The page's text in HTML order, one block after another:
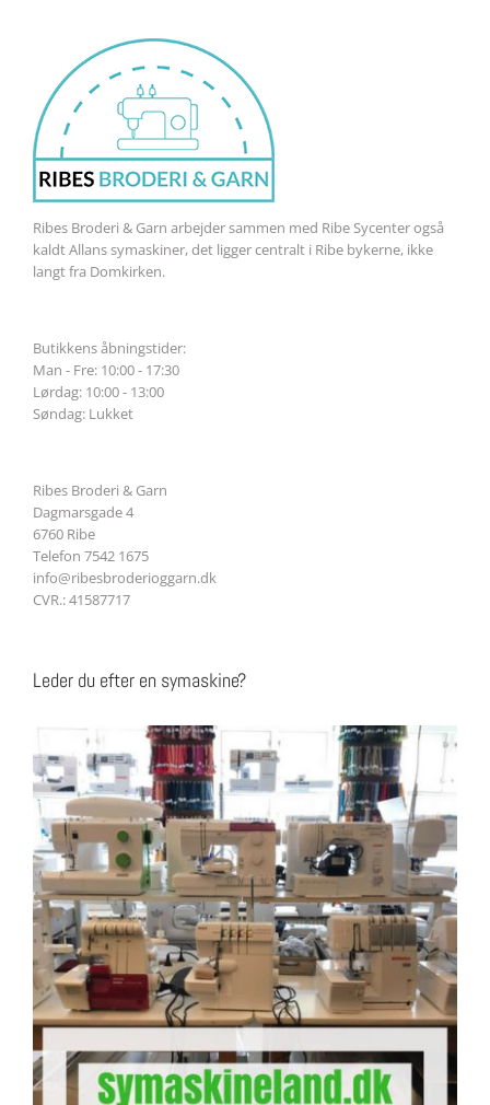
Ribes Broderi & Garn arbejder sammen med Ribe Sycenter også
kaldt Allans symaskiner, det ligger centralt i Ribe bykerne, ikke
langt fra Domkirken.
Butikkens åbningstider:
Man - Fre: 10:00 - 17:30
Lørdag: 10:00 - 13:00
Søndag: Lukket
Ribes Broderi & Garn
Dagmarsgade 4
6760 Ribe
Telefon 7542 1675
info@ribesbroderioggarn.dk
CVR.: 41587717
Leder du efter en symaskine?